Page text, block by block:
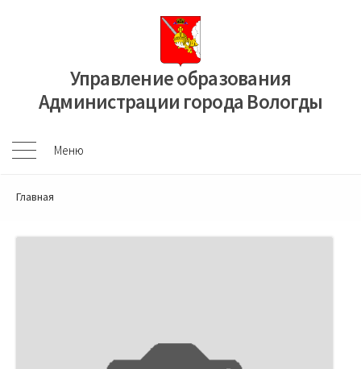
Управление образования
Администрации города Вологды
Меню
Меню
Главная